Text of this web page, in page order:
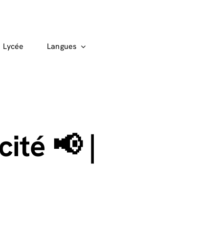
Lycée Langues
📢 |